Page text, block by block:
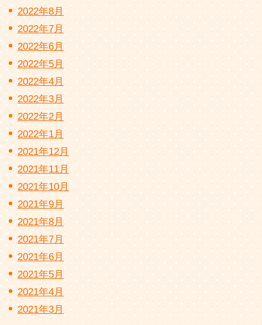
2022年8月
2022年7月
2022年6月
2022年5月
2022年4月
2022年3月
2022年2月
2022年1月
2021年12月
2021年11月
2021年10月
2021年9月
2021年8月
2021年7月
2021年6月
2021年5月
2021年4月
2021年3月